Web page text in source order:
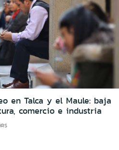
en Talca y el Maule: baja
comercio e industria